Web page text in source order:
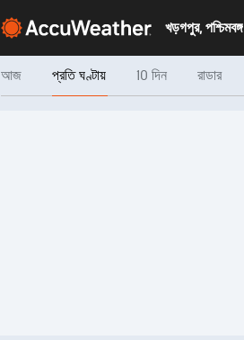
খড়গপুর, পশ্চিমবঙ্গ
আজ প্রতি ঘণ্টায় 10 দিন রাডার